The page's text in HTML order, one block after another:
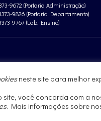
9672 (Portaria Administração)
(Portaria Departamento)
(Lab. Ensino)
- CEP 13563-120
Paulo - Brasil
8068 (Portaria prédio CFBio)
(Portaria prédio poloTErRA)
neste site para melhor
site, você concorda com a
. Mais informações sobre